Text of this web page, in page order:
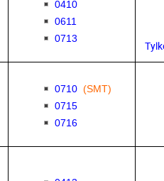
0410
0611
0713
0710 (SMT)
0715
0716